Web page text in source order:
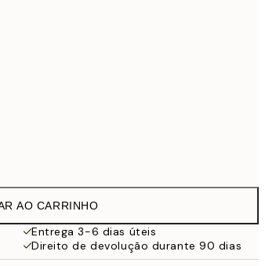
AO CARRINHO
Entrega 3-6 dias úteis
Direito de devolução durante 90 dias